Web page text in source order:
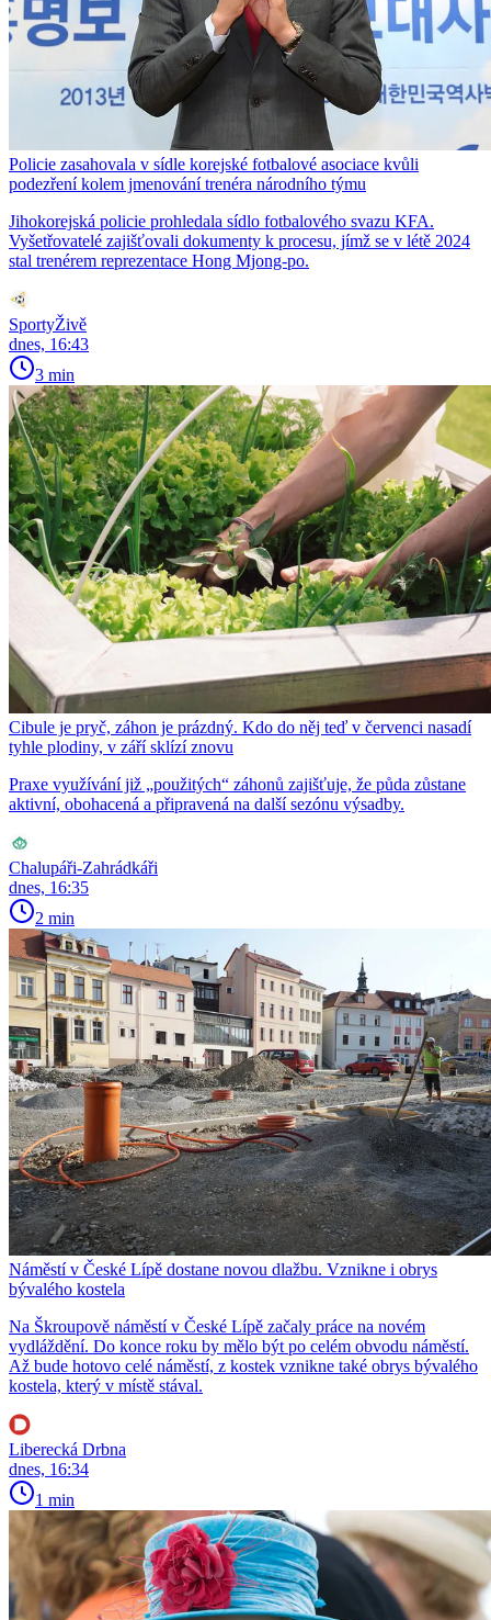
Policie zasahovala v sídle korejské fotbalové asociace kvůli
podezření kolem jmenování trenéra národního týmu
Jihokorejská policie prohledala sídlo fotbalového svazu KFA.
Vyšetřovatelé zajišťovali dokumenty k procesu, jímž se v létě 2024
stal trenérem reprezentace Hong Mjong-po.
SportyŽivě
dnes, 16:43
3 min
Cibule je pryč, záhon je prázdný. Kdo do něj teď v červenci nasadí
tyhle plodiny, v září sklízí znovu
Praxe využívání již „použitých“ záhonů zajišťuje, že půda zůstane
aktivní, obohacená a připravená na další sezónu výsadby.
Chalupáři-Zahrádkáři
dnes, 16:35
2 min
Náměstí v České Lípě dostane novou dlažbu. Vznikne i obrys
bývalého kostela
Na Škroupově náměstí v České Lípě začaly práce na novém
vydláždění. Do konce roku by mělo být po celém obvodu náměstí.
Až bude hotovo celé náměstí, z kostek vznikne také obrys bývalého
kostela, který v místě stával.
Liberecká Drbna
dnes, 16:34
1 min